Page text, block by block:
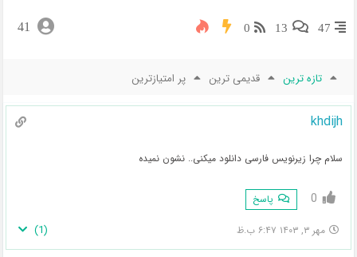
47
13
0
41
تازه ترین قدیمی ترین پر امتیازترین
khdijh
سلام چرا زیرنویس فارسی دانلود میکنی.. نشون نمیده
0 پاسخ
مهر ۳, ۱۴۰۳ ۶:۴۷ ب.ظ (
1
)